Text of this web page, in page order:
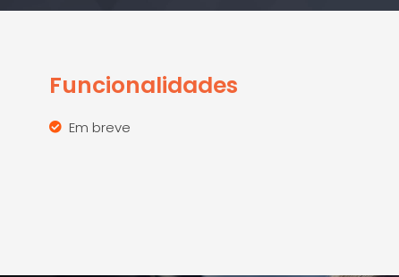
Funcionalidades
Em breve